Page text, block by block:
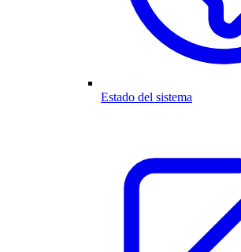
Estado del sistema